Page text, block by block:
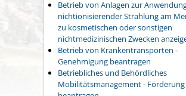
Betrieb von Anlagen zur
nichtionisierender Strahlung am
zu kosmetischen oder sonstigen
nichtmedizinischen Zwecken
Betrieb von Krankentransporten -
Genehmigung beantragen
Betriebliches und Behördliches
Mobilitätsmanagement - Förderung